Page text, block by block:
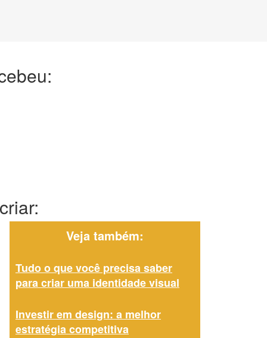
Veja também:
Tudo o que você precisa saber
para criar uma identidade visual
Investir em design: a melhor
estratégia competitiva